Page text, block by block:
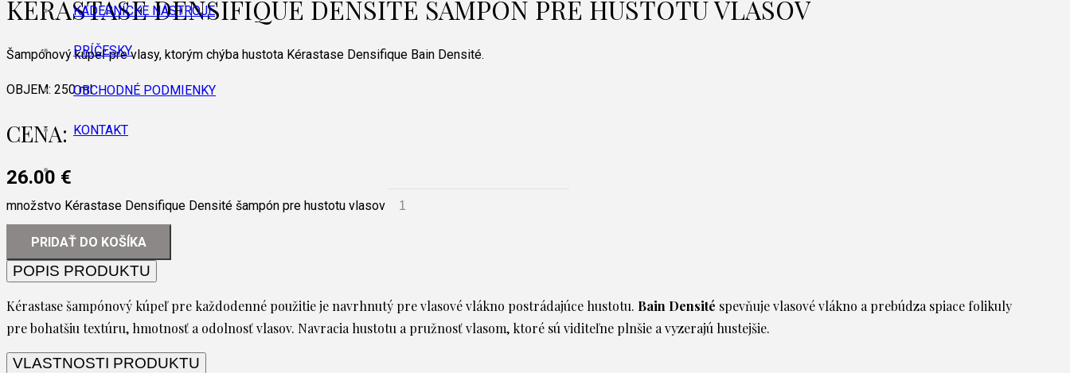
KADERNÍCKE NÁSTROJE
PRÍČESKY
OBCHODNÉ PODMIENKY
KONTAKT
KÉRASTASE DENSIFIQUE DENSITÉ ŠAMPÓN PRE HUSTOTU VLASOV
Šampónový kúpeľ pre vlasy, ktorým chýba hustota Kérastase Densifique Bain Densité.
OBJEM: 250 ml
CENA:
26.00 €
množstvo Kérastase Densifique Densité šampón pre hustotu vlasov
PRIDAŤ DO KOŠÍKA
POPIS PRODUKTU
Kérastase šampónový kúpeľ pre každodenné použitie je navrhnutý pre vlasové vlákno postrádajúce hustotu. Bain Densité spevňuje vlasové vlákno a prebúdza spiace folikuly
pre bohatšiu textúru, hmotnosť a odolnosť vlasov. Navracia hustotu a pružnosť vlasom, ktoré sú viditeľne plnšie a vyzerajú hustejšie.
VLASTNOSTI PRODUKTU